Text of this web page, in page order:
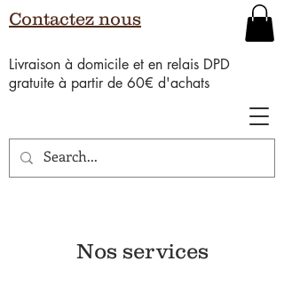
Livraison à domicile et en relais DPD
gratuite à partir de 60€ d'achats
Contactez nous
Nos services